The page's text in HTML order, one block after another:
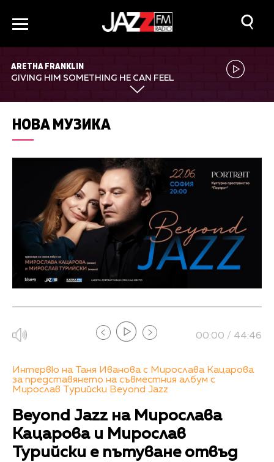
ARETHA FRANKLIN
GIVING HIM SOMETHING HE CAN FEEL
НОВА МУЗИКА
00:00 / 44:46
Интервю на Таня Иванова с Мирослава Кацарова
за представянето на съвместния албум с
Мирослав Турийски Beyond Jazz
Beyond Jazz на Мирослава
Кацарова и Мирослав
Турийски е пътуване отвъд